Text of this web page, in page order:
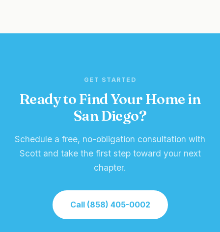
GET STARTED
Ready to Find Your Home in
San Diego?
Schedule a free, no-obligation consultation with
Scott and take the first step toward your next
chapter.
Call (858) 405-0002